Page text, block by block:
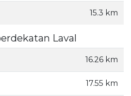
15.3 km
Laval
16.26 km
17.55 km